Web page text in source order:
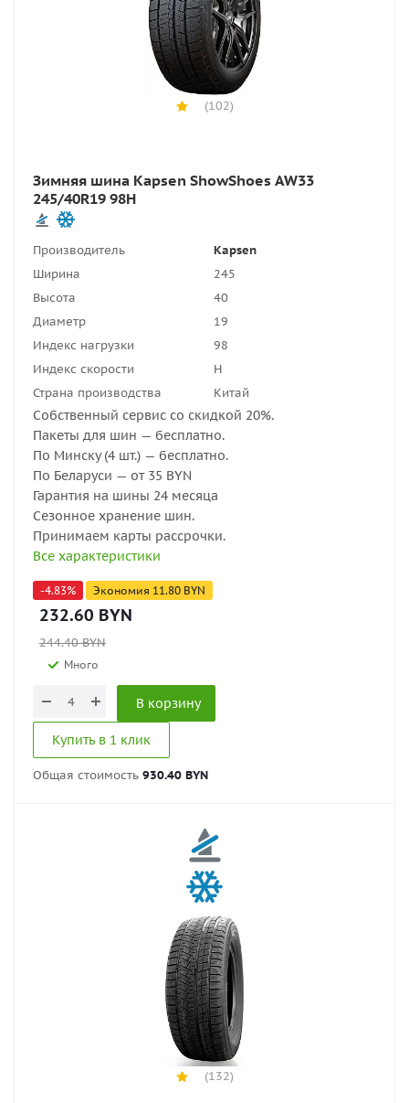
(102)
Зимняя шина Kapsen ShowShoes AW33
245/40R19 98H
Производитель
Kapsen
Ширина
245
Высота
40
Диаметр
19
Индекс нагрузки
98
Индекс скорости
H
Страна производства
Китай
Собственный сервис со скидкой 20%.
Пакеты для шин — бесплатно.
По Минску (4 шт.) — бесплатно.
По Беларуси — от 35 BYN
Гарантия на шины 24 месяца
Сезонное хранение шин.
Принимаем карты рассрочки.
Все характеристики
-4.83% Экономия 11.80 BYN
232.60 BYN
244.40BYN
Много
В корзину
Купить в 1 клик
Общая стоимость 930.40 BYN
(132)